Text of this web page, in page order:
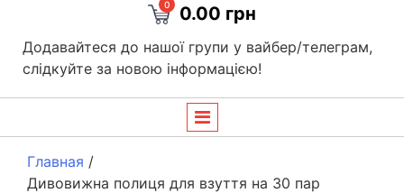
0 0.00 грн
Додавайтеся до нашої групи у вайбер/телеграм,
слідкуйте за новою інформацією!
Главная /
Дивовижна полиця для взуття на 30 пар